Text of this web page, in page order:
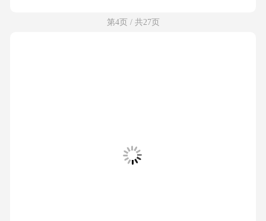
第4页 / 共27页